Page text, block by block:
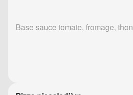
Base sauce tomate, fromage, thon